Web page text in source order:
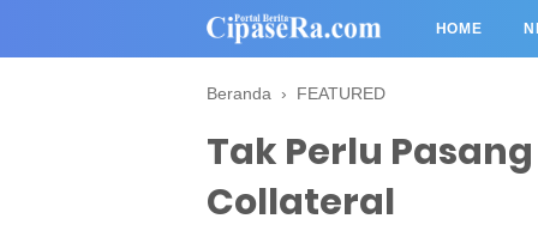
HOME
Beranda › FEATURED
Tak Perlu
Collateral